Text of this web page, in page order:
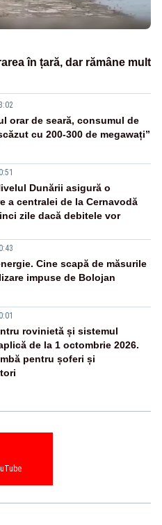
în țară, dar rămâne mult
orar de seară, consumul de
cu 200-300 de megawați”
Dunării asigură o
a centralei de la Cernavodă
zile dacă debitele vor
Cine scapă de măsurile
impuse de Bolojan
rovinietă și sistemul
de la 1 octombrie 2026.
pentru șoferi și